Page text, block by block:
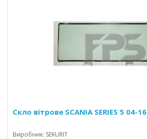
Скло вітрове SCANIA SERIES 5 04-16
Виробник: SEKURIT